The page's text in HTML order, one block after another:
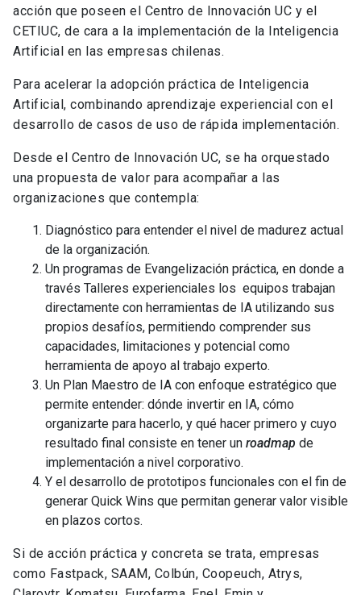
acción que poseen el Centro de Innovación UC y el
CETIUC, de cara a la implementación de la Inteligencia
Artificial en las empresas chilenas.
Para acelerar la adopción práctica de Inteligencia
Artificial, combinando aprendizaje experiencial con el
desarrollo de casos de uso de rápida implementación.
Desde el Centro de Innovación UC, se ha orquestado
una propuesta de valor para acompañar a las
organizaciones que contempla:
Diagnóstico para entender el nivel de madurez actual
de la organización.
Un programas de Evangelización práctica, en donde a
través Talleres experienciales los equipos trabajan
directamente con herramientas de IA utilizando sus
propios desafíos, permitiendo comprender sus
capacidades, limitaciones y potencial como
herramienta de apoyo al trabajo experto.
Un Plan Maestro de IA con enfoque estratégico que
permite entender: dónde invertir en IA, cómo
organizarte para hacerlo, y qué hacer primero y cuyo
resultado final consiste en tener un roadmap de
implementación a nivel corporativo.
Y el desarrollo de prototipos funcionales con el fin de
generar Quick Wins que permitan generar valor visible
en plazos cortos.
Si de acción práctica y concreta se trata, empresas
como Fastpack, SAAM, Colbún, Coopeuch, Atrys,